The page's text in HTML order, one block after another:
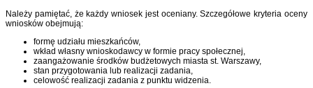
Należy pamiętać, że każdy wniosek jest oceniany. Szczegółowe kryteria oceny
wniosków obejmują:
formę udziału mieszkańców,
wkład własny wnioskodawcy w formie pracy społecznej,
zaangażowanie środków budżetowych miasta st. Warszawy,
stan przygotowania lub realizacji zadania,
celowość realizacji zadania z punktu widzenia.